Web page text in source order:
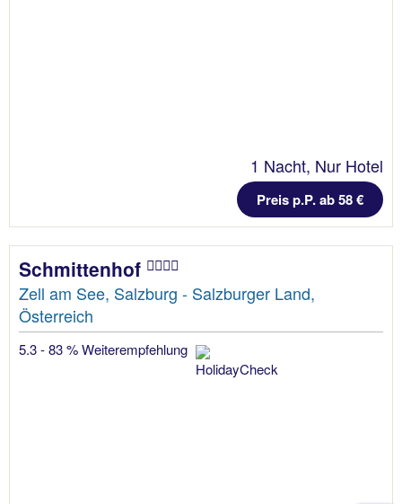
1 Nacht, Nur Hotel
Preis p.P. ab 58 €
Schmittenhof
Zell am See, Salzburg - Salzburger Land,
Österreich
5.3 - 83 % Weiterempfehlung